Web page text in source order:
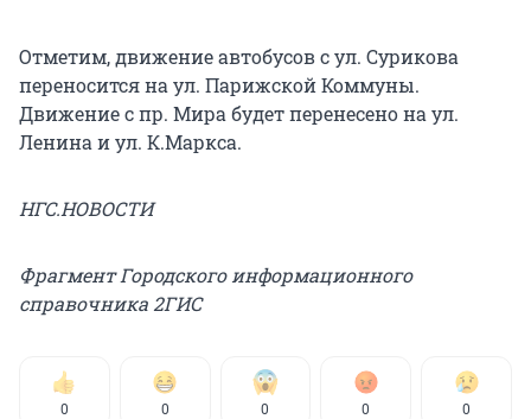
Отметим, движение автобусов с ул. Сурикова
переносится на ул. Парижской Коммуны.
Движение с пр. Мира будет перенесено на ул.
Ленина и ул. К.Маркса.
НГС.НОВОСТИ
Фрагмент Городского информационного
справочника 2ГИС
0 0 0 0 0